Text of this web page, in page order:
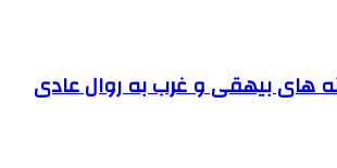
های بیهقی و غرب به روال عادی